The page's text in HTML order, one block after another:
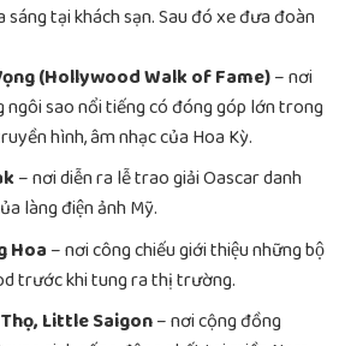
sáng tại khách sạn. Sau đó xe đưa đoàn
(Hollywood Walk of Fame)– nơi
ngôi sao nổi tiếng có đóng góp lớn trong
hình, âm nhạc của Hoa Kỳ.
– nơi diễn ra lễ trao giải Oascar danh
làng điện ảnh Mỹ.
Hoa – nơi công chiếu giới thiệu những bộ
trước khi tung ra thị trường.
Little Saigon– nơi cộng đồng